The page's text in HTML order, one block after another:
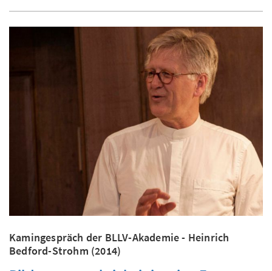
Kamingespräch der BLLV-Akademie - Heinrich
Bedford-Strohm (2014)